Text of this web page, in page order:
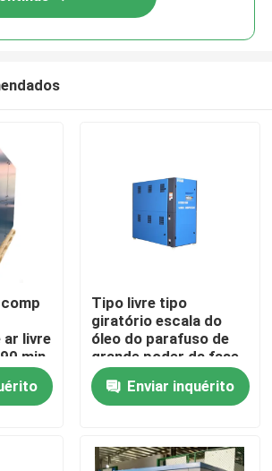
ar livre
min
Tipo livre tipo
giratório escala do
óleo do parafuso de
grande poder da fase
do compressor de ar
dois Enviar inquérito